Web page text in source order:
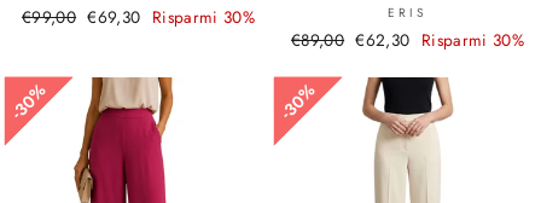
Prezzo
€99,00 Prezzo
€69,30 Risparmi 30% ERIS
Prezzo
listino
€89,00 Prezzo
€62,30 Risparmi 30%
30%
30% 30%
30%